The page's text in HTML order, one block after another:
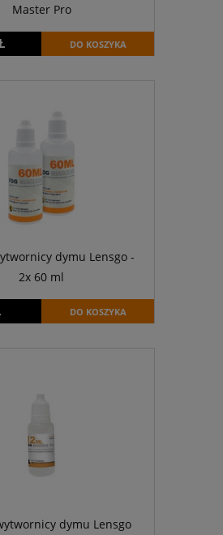
Master Pro
DO KOSZYKA
dymu Lensgo -
2x 60 ml
DO KOSZYKA
dymu Lensgo